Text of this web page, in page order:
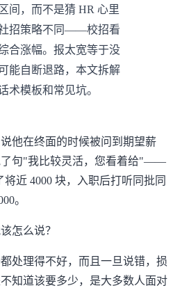
间，而不是猜 HR 心里
招策略不同——校招看
合涨幅。报太宽等于没
能自断退路，本文拆解
术模板和常见坑。
他在终面的时候被问到期望薪
了句"我比较灵活，您看着给"——
近 4000 块，入职后打听同批同
。
怎么说？
处理得不好，而且一旦说错，损
知道该要多少，是大多数人面对